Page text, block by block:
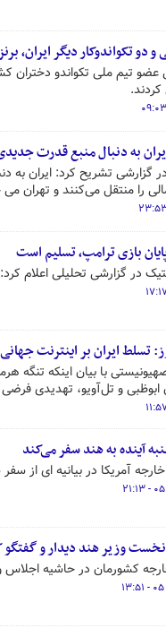
و دو تکواندوکار دیگر ایران،
عضو تیم ملی تکواندو دختران
به دنبال منبع قدرت
گزارشی تشریح کرد: ایران به
را منتقل می‌کنند و تهران
بازی ترامپ، تسلیم است
در گزارشی تحلیلی اعلام
تسلط ایران بر اینترنت
با بیان اینکه تنگه
ابوظبی و تل‌آویو، تهدیدی
آینده به هند سفر می‌کند
آمریکا در بیانیه ای از
وزیر هند دیدار و گفتگو
کشورمان در حاشیه